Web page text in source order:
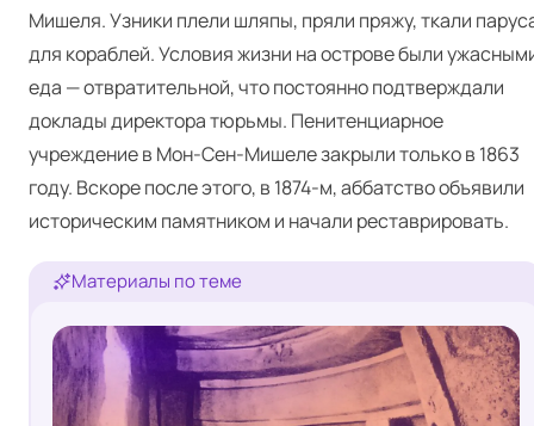
Мишеля. Узники плели шляпы, пряли пряжу, ткали
для кораблей. Условия жизни на острове были
еда — отвратительной, что постоянно подтверждали
доклады директора тюрьмы. Пенитенциарное
учреждение в Мон-Сен-Мишеле закрыли только в 1863
году. Вскоре после этого, в 1874‑м, аббатство объявили
историческим памятником и начали реставрировать.
Материалы по теме